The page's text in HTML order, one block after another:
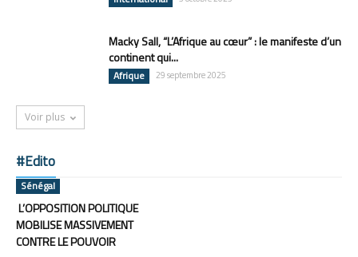
Macky Sall, “L’Afrique au cœur” : le manifeste d’un
continent qui...
Afrique 29 septembre 2025
Voir plus
#Edito
Sénégal
L’OPPOSITION POLITIQUE
MOBILISE MASSIVEMENT
CONTRE LE POUVOIR